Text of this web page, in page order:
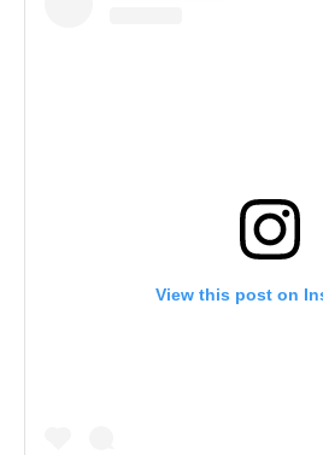
View this post on